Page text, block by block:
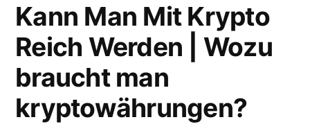
Kann Man Mit Krypto
Reich Werden | Wozu
braucht man
kryptowährungen?